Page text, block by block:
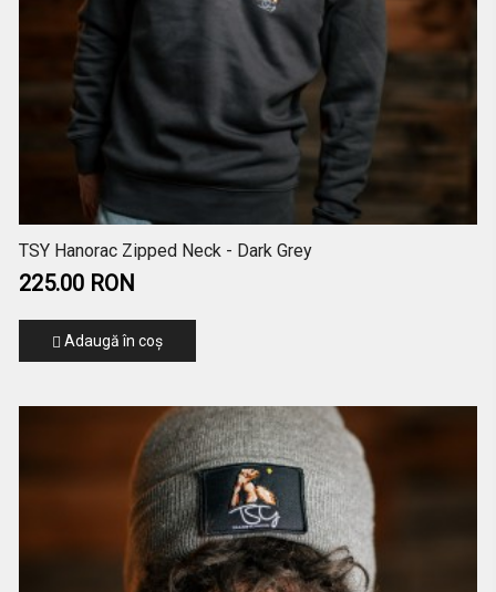
TSY Hanorac Zipped Neck - Dark Grey
225.00 RON
Adaugă în coş